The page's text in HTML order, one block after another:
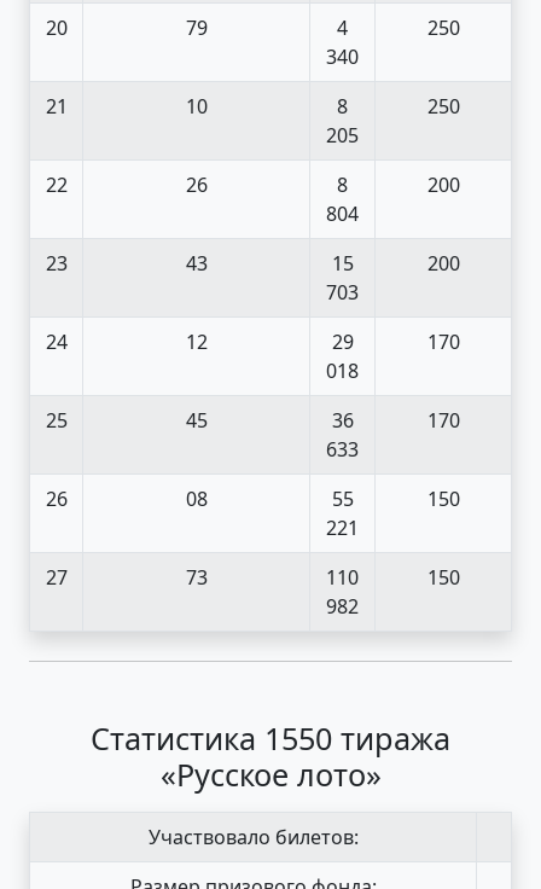
20 79
4
340
250
21 10
8
205
250
22 26
8
804
200
23 43
15
703
200
24 12
29
018
170
25 45
36
633
170
26 08
55
221
150
27 73
110
982
150
Статистика 1550 тиража
«Русское лото»
Участвовало билетов: